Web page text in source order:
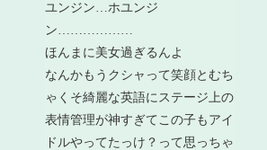
ユンジン…ホユンジ
ン………………
ほんまに美女過ぎるんよ
なんかもうクシャって笑顔とむち
ゃくそ綺麗な英語にステージ上の
表情管理が神すぎてこの子もアイ
ドルやってたっけ？って思っちゃ